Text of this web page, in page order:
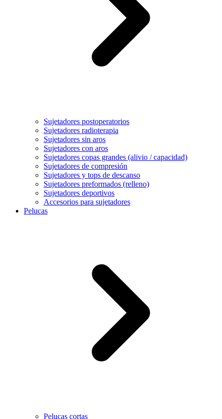
Sujetadores postoperatorios
Sujetadores radioterapia
Sujetadores sin aros
Sujetadores con aros
Sujetadores copas grandes (alivio / capacidad)
Sujetadores de compresión
Sujetadores y tops de descanso
Sujetadores preformados (relleno)
Sujetadores deportivos
Accesorios para sujetadores
Pelucas
Pelucas cortas